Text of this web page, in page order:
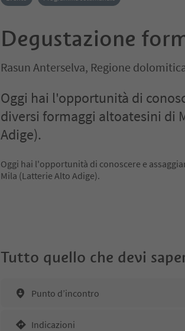
Degustazione
Rasun Anterselva, Regione
Oggi hai l'opportunità di
diversi formaggi altoatesini di
Adige).
Oggi hai l'opportunità di conoscere e
Mila (Latterie Alto Adige).
Tutto quello che devi
Punto d’incontro
Indicazioni